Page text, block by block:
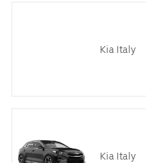
Kia Italy
Kia Italy